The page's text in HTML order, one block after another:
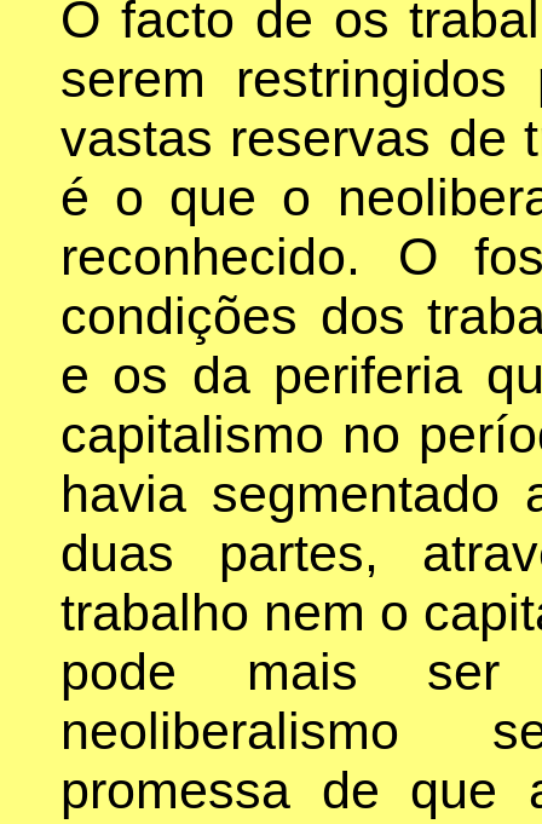
O facto de os
serem
vastas reservas de
é o que o
reconhecido. O
condições dos
e os da periferia
capitalismo no
havia segmentado
duas partes,
trabalho nem o
pode mais ser
neoliberalismo
promessa de que